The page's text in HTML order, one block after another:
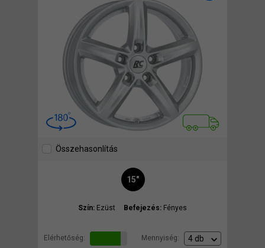
Összehasonlítás
15"
Szín: Ezüst Befejezés: Fényes
Elérhetőség: Mennyiség: